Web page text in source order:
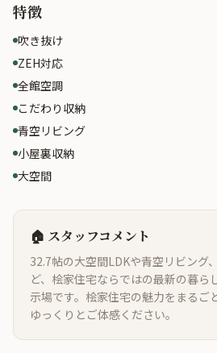
特徴
吹き抜け
ZEH対応
全館空調
こだわり収納
青空リビング
小屋裏収納
大空間
🏠 スタッフコメント
32.7帖の大空間LDKや青空リビング
ど、桧家住宅ならではの最新の暮ら
示場です。桧家住宅の魅力をまるご
ゆっくりとご体感ください。